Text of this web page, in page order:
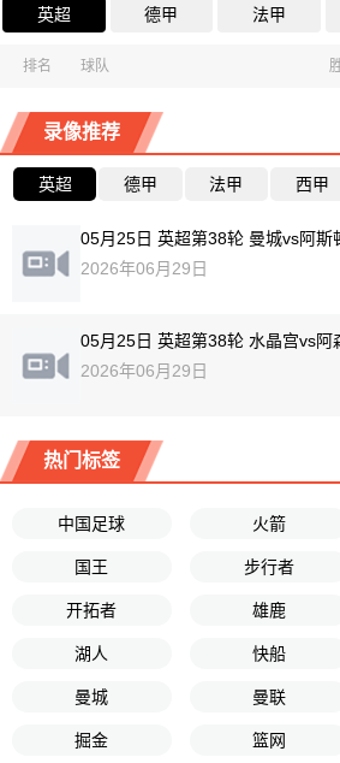
英超 德甲 法甲
排名 球队
录像推荐
英超 德甲 法甲 西甲
05月25日 英超第38轮 曼城vs阿斯
2026年06月29日
05月25日 英超第38轮 水晶宫vs阿
2026年06月29日
热门标签
中国足球 火箭
国王 步行者
开拓者 雄鹿
湖人 快船
曼城 曼联
掘金 篮网